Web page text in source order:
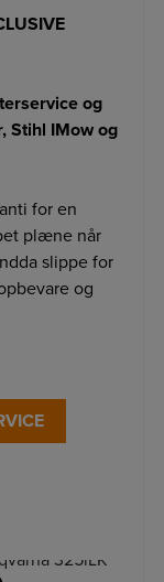
og
Stihl IMow og
for en
plæne når
slippe for
og